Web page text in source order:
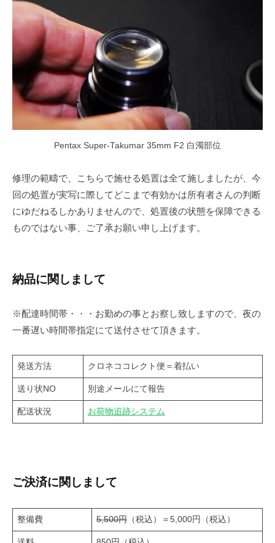
Pentax Super-Takumar 35mm F2 白濁部位
修理の範疇で、こちらで施せる処置は全て施しましたが、今
回の処置が実写に際してどこまで有効かは所有者さんの判断
にゆだねるしかありませんので、処置後の状態を保障できる
ものではない事、ご了承お願い申し上げます。
納品に関しまして
※配達時間帯・・・お勤めの事とお察し致しますので、夜の
一番遅い時間帯指定にて送付させて頂きます。
発送方法 クロネココレクト便＝着払い
送り状NO 別途メールにて報告
配送状況 お荷物追跡システム
ご決済に関しまして
整備費 5,500円（税込）＝5,000円（税込）